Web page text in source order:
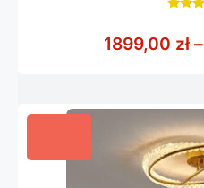
1899,00 zł –